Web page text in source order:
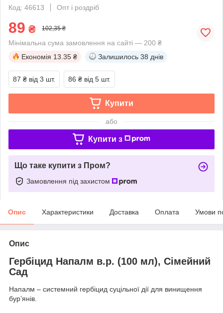
Код: 46613
Опт і роздріб
89 ₴ 102,35 ₴
Мінімальна сума замовлення на сайті — 200 ₴
Економія 13.35 ₴ Залишилось 38 днів
87 ₴ від 3 шт. 86 ₴ від 5 шт.
Купити
або
Купити з
Що таке купити з Пром?
Замовлення під захистом
Опис Характеристики Доставка Оплата Умови
Опис
Гербіцид Напалм в.р. (100 мл), Сімейний
Сад
Напалм – системний гербіцид суцільної дії для винищення
бур’янів.